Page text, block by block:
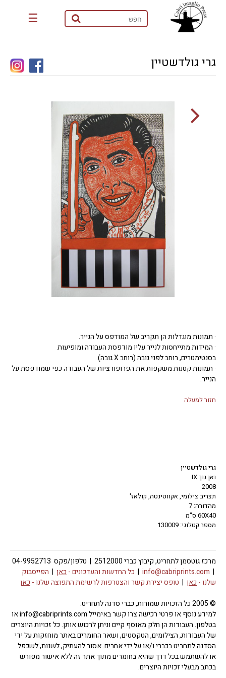
☰
גרי גולדשטיין
· תמונות מוגדלות הן תקריב של המודפס על הנייר.
· המידות מתייחסות לנייר עליו מודפסת העבודה ומופיעות
בסנטימטרים, רוחב לפני גובה (רוחב X גובה).
· תמונות קטנות משקפות את הפרופורציות של העבודה כפי שמודפסת על
הנייר.
חזור למעלה
גרי גולדשטיין
ואן גוך IX
2008
תצריב צילומי, אקווטינטה, קולאז'
מהדורה: 7
60X40 ס"מ
מספר קטלוגי: 130009
מרכז גוטסמן לתחריט, קיבוץ כברי 2512000 | טלפון/פקס 04-9952713
|
info@cabriprints.com
| כל החדשות והעדכונים -כאן | הפייסבוק
שלנו -כאן | טופס יצירת קשר והצטרפות לרשימת התפוצה שלנו -כאן
© 2005 כל הזכויות שמורות, כברי סדנה לתחריט.
למידע נוסף או פרטי רכישה צרו קשר באימייל info@cabriprints.com או
בטלפון. העבודות הן חלק מאוסף קיים וניתן לרכוש אותן. כל זכויות היוצרים
של העבודות, הצילומים, הטקסטים, ושאר החומרים באתר מוחזקות על ידי
הסדנה לתחריט בכברי ו/או על ידי אחרים. אסור להעתיק, לשנות, לשכפל
או להשתמש בכל דרך שהיא בחומרים מתוך אתר זה ללא אישור מפורש
בכתב מבעלי זכויות היוצרים.